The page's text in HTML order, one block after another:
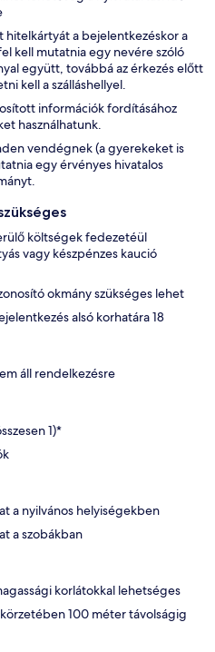
hitelkártyát a bejelentkezéskor a
kell mutatnia egy nevére szóló
együtt, továbbá az érkezés előtt
kell a szálláshellyel.
információk fordításához
használhatunk.
vendégnek (a gyerekeket is
egy érvényes hivatalos
költségek fedezetéül
vagy készpénzes kaució
okmány szükséges lehet
alsó korhatára 18
áll rendelkezésre
1)*
a nyilvános helyiségekben
a szobákban
korlátokkal lehetséges
körzetében 100 méter távolságig